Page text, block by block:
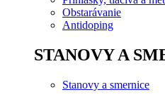
Obstarávanie
Antidoping
STANOVY A
Stanovy a smernice